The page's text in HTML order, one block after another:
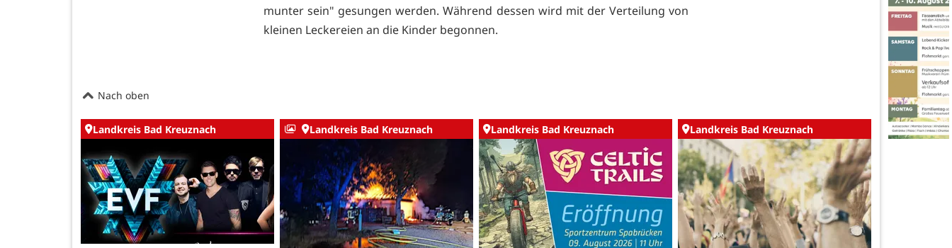
munter sein" gesungen werden. Während dessen wird mit der Verteilung von
kleinen Leckereien an die Kinder begonnen.
Nach oben
Landkreis Bad Kreuznach Landkreis Bad Kreuznach Landkreis Bad Kreuznach Landkreis Bad Kreuznach